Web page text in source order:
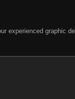
graphic